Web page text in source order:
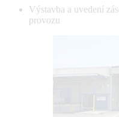
Výstavba a uvedení
provozu